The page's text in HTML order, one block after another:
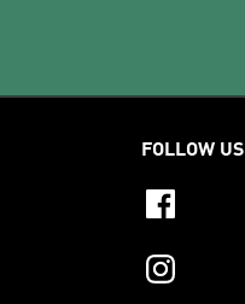
FOLLOW US